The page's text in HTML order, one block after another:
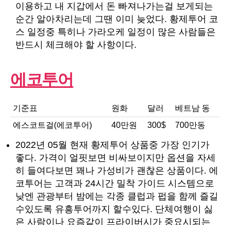
이용하고 내 지갑에서 돈 빠져나가는걸 보게되는
순간 알아차리는데 그땐 이미 늦었다. 황제투어 코
스 일정중 특히나 가라오케 일정이 많은 사람들은
반드시 체크해야 할 사항이다.
에코투어
기준표 원화 달러
베트남 동
에스코트걸(에코투어)
40만원 300$ 700만동
2022년 05월 현재 황제투어 상품중 가장 인기가
좋다. 가격이 얼핏보면 비싸보이지만 옵션을 자세
히 들여다보면 꽤나 가성비가 괜찮은 상품이다. 에
코투어는 고객과 24시간 밀착 가이드 시스템으로
낮엔 관광부터 밤에는 각종 클럽과 펍을 함께 즐길
수있도록 유흥투어까지 할수있다. 단체여행이 싫
은 사람이나 요즘같이 프라이버시가 중요시되는